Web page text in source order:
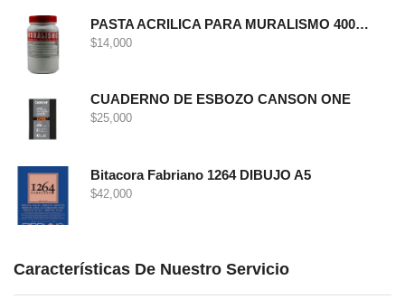
PASTA ACRILICA PARA MURALISMO 400 GRS
$14,000
CUADERNO DE ESBOZO CANSON ONE
$25,000
Bitacora Fabriano 1264 DIBUJO A5
$42,000
Características De Nuestro Servicio